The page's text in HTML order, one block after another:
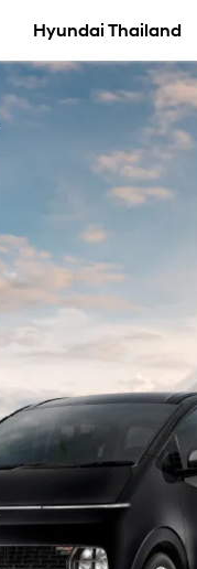
Hyundai Thailand